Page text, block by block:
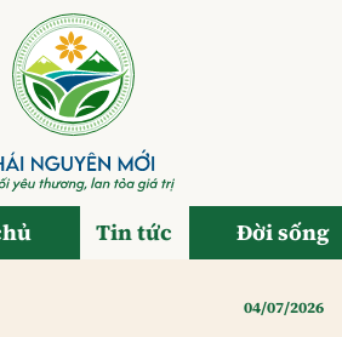
Tin tức Đời sống
04/07/2026